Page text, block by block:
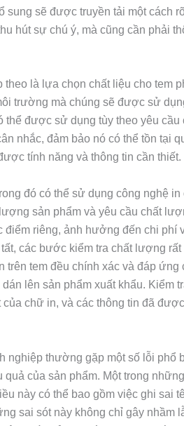
sung sẽ được truyền tải một cách
hút sự chú ý, mà cũng cần phải
là lựa chọn chất liệu cho tem
trường mà chúng sẽ được sử
được sử dụng tùy theo yêu cầu
nhắc, đảm bảo nó có thể tồn tại
tính năng và thông tin cần thiết.
đó có thể sử dụng công nghệ in
sản phẩm và yêu cầu chất
riêng, ảnh hưởng đến chi phí
các bước kiểm tra chất lượng rất
trên tem đều chính xác và đáp ứng
lên sản phẩm xuất khẩu. Kiểm
chữ in, và các thông tin đã
nghiệp thường gặp một số lỗi phổ
của sản phẩm. Một trong
này có thể bao gồm việc ghi sai
sai sót này không chỉ gây nhầm